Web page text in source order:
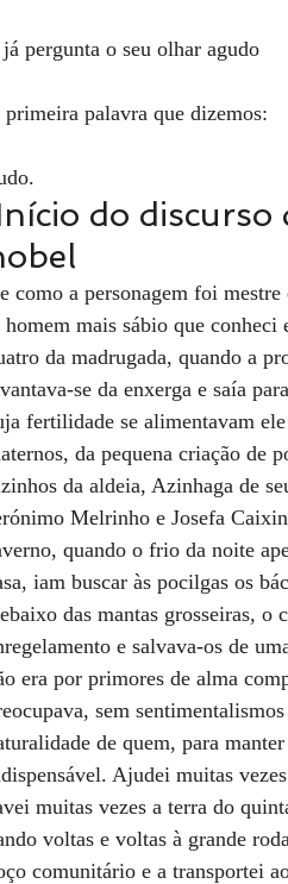
pergunta o seu olhar agudo
palavra que dizemos:
como a personagem foi
homem mais sábio que
da madrugada, quando a
se da enxerga e saía
fertilidade se alimentavam
da pequena criação de
da aldeia, Azinhaga de
Melrinho e Josefa
quando o frio da noite
iam buscar às pocilgas os
das mantas grosseiras,
e salvava-os de
era por primores de alma
sem
de quem, para
Ajudei muitas
muitas vezes a terra do
voltas e voltas à grande
comunitário e a transportei